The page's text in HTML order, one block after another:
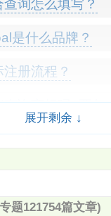
询怎么填写？
是什么品牌？
册流程？
查询商标吗?要怎
际注册马德里协
查询？
展开剩余 ↓
题121754篇文章)